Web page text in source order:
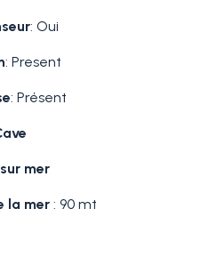
: Oui
: Present
: Présent
mer
la mer : 90 mt